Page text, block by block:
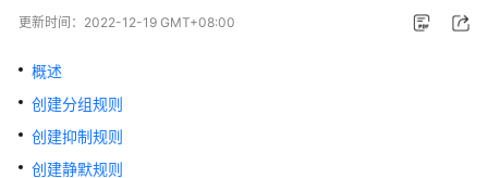
动
品
介
绍
更新时间： 2022-12-19 GMT+08:00
概述
创建分组规则
创建抑制规则
创建静默规则